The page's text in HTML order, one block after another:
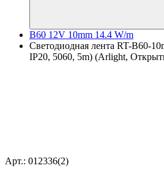
B60 12V 10mm 14.4 W/m
Светодиодная лента RT-B60-
IP20, 5060, 5m) (Arlight,
Арт.: 012336(2)